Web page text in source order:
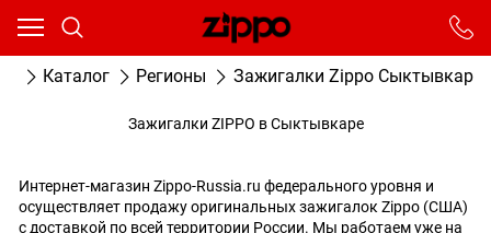
Каталог Регионы Зажигалки Zippo Сыктывкар
Зажигалки ZIPPO в Сыктывкаре
Интернет-магазин Zippo-Russia.ru федерального уровня и
осуществляет продажу оригинальных зажигалок Zippo (США)
с доставкой по всей территории России. Мы работаем уже на
Ваш город - Москва,
От выбранного города зависят сроки доставки